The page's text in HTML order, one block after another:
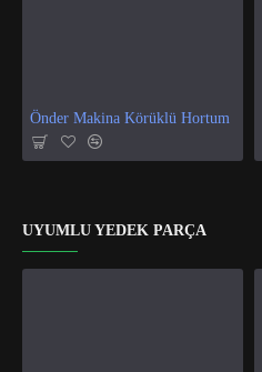
Önder Makina Körüklü Hortum
UYUMLU YEDEK PARÇA